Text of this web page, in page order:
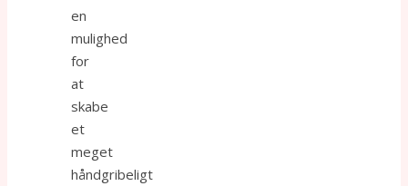
en
mulighed
for
at
skabe
et
meget
håndgribeligt